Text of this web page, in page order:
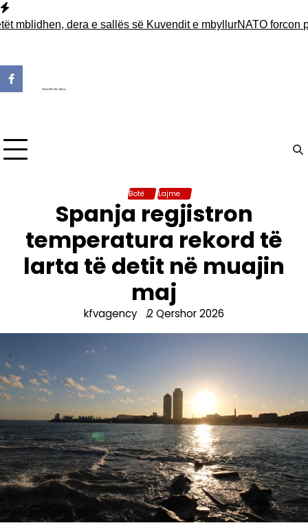
Skip
to
dera e sallës së Kuvendit e mbyllurNATO forcon
Botë Lajme
Spanja regjistron
temperatura rekord të
larta të detit në muajin
maj
kfvagency 2 Qershor 2026